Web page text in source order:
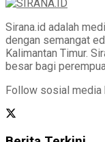
Sirana.id adalah
dengan semangat
Kalimantan Timur.
besar bagi
Follow sosial media